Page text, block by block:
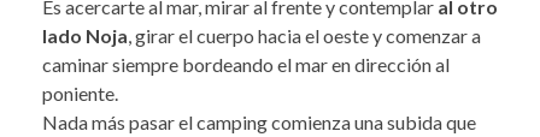
Es acercarte al mar, mirar al frente y contemplar al otro
lado Noja , girar el cuerpo hacia el oeste y comenzar a
caminar siempre bordeando el mar en dirección al
poniente.
Nada más pasar el camping comienza una subida que